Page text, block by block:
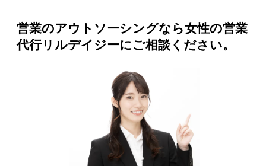
営業のアウトソーシングなら女性の営業
代行リルデイジーにご相談ください。